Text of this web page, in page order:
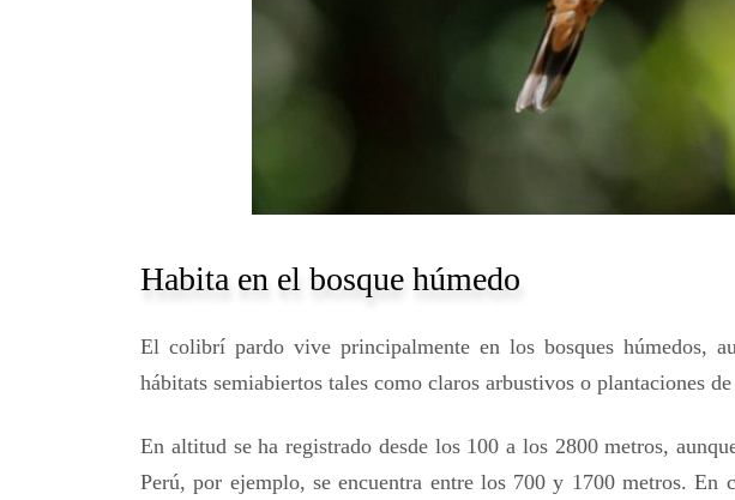
Habita en el bosque húmedo
El colibrí pardo vive principalmente en los bosques húmedos,
hábitats semiabiertos tales como claros arbustivos o plantaciones
En altitud se ha registrado desde los 100 a los 2800 metros,
Perú, por ejemplo, se encuentra entre los 700 y 1700 metros. En